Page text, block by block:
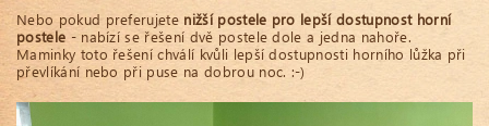
Nebo pokud preferujete nižší postele pro lepší dostupnost horní
postele - nabízí se řešení dvě postele dole a jedna nahoře.
Maminky toto řešení chválí kvůli lepší dostupnosti horního lůžka při
převlíkání nebo při puse na dobrou noc. :-)